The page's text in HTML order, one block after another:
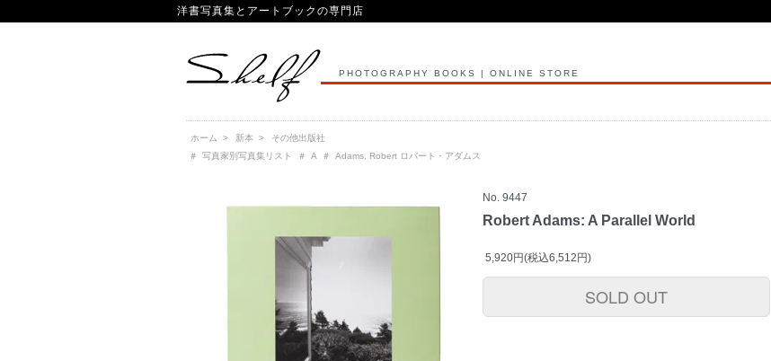
洋書写真集とアートブックの専門店
PHOTOGRAPHY BOOKS | ONLINE STORE
ホーム > 新本 >
その他出版社
＃
写真家別写真集リスト ＃ A ＃ Adams, Robert ロバート・アダムス
No. 9447
Robert Adams: A Parallel World
5,920円(税込6,512円)
SOLD OUT